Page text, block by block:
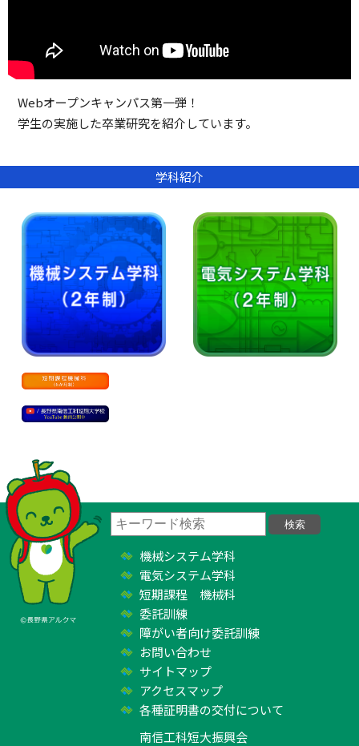
Webオープンキャンパス第一弾！
学生の実施した卒業研究を紹介しています。
学科紹介
機械システム学科
電気システム学科
短期課程 機械科
委託訓練
障がい者向け委託訓練
お問い合わせ
サイトマップ
アクセスマップ
各種証明書の交付について
南信工科短大振興会